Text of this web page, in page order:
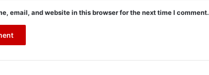
email, and website in this browser for the next time I comment.